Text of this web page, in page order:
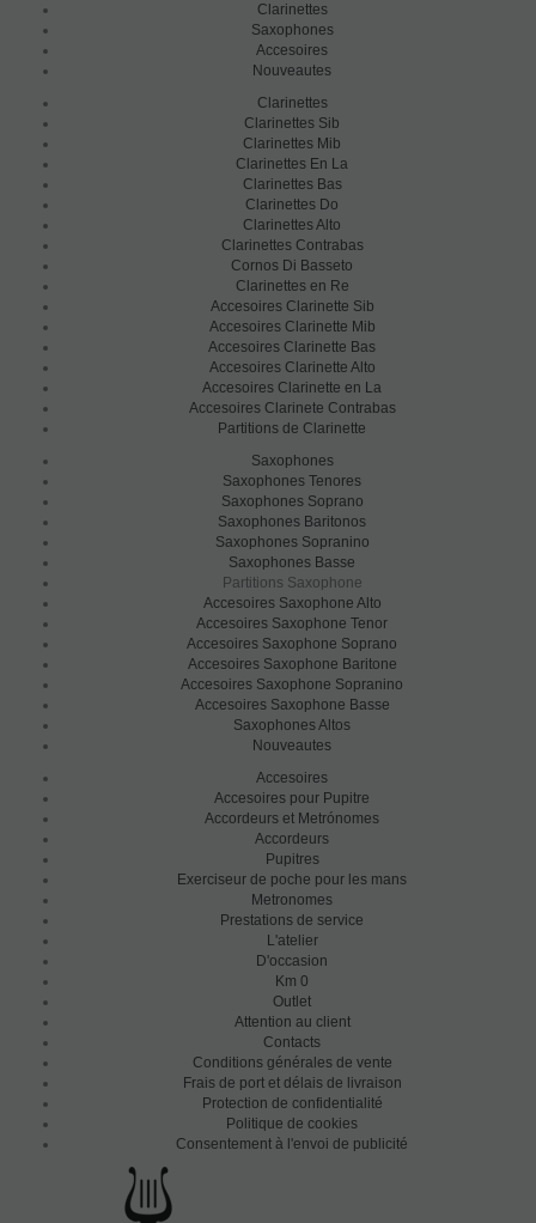
Clarinettes
Saxophones
Accesoires
Nouveautes
Clarinettes
Clarinettes Sib
Clarinettes Mib
Clarinettes En La
Clarinettes Bas
Clarinettes Do
Clarinettes Alto
Clarinettes Contrabas
Cornos Di Basseto
Clarinettes en Re
Accesoires Clarinette Sib
Accesoires Clarinette Mib
Accesoires Clarinette Bas
Accesoires Clarinette Alto
Accesoires Clarinette en La
Accesoires Clarinete Contrabas
Partitions de Clarinette
Saxophones
Saxophones Tenores
Saxophones Soprano
Saxophones Baritonos
Saxophones Sopranino
Saxophones Basse
Partitions Saxophone
Accesoires Saxophone Alto
Accesoires Saxophone Tenor
Accesoires Saxophone Soprano
Accesoires Saxophone Baritone
Accesoires Saxophone Sopranino
Accesoires Saxophone Basse
Saxophones Altos
Nouveautes
Accesoires
Accesoires pour Pupitre
Accordeurs et Metrónomes
Accordeurs
Pupitres
Exerciseur de poche pour les mans
Metronomes
Prestations de service
L'atelier
D'occasion
Km 0
Outlet
Attention au client
Contacts
Conditions générales de vente
Frais de port et délais de livraison
Protection de confidentialité
Politique de cookies
Consentement à l'envoi de publicité